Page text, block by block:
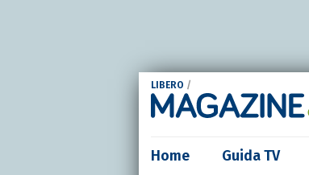
LIBERO /
Home Guida TV